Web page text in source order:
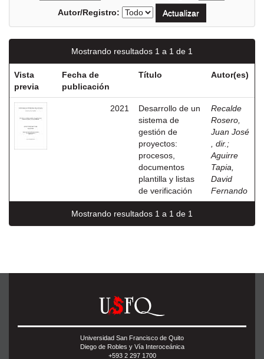
Autor/Registro:
Mostrando resultados 1 a 1 de 1
Vista
previa
Fecha de
publicación
Título Autor(es)
2021
Desarrollo de un
sistema de
gestión de
proyectos:
procesos,
documentos
plantilla y listas
de verificación
Recalde
Rosero,
Juan José
, dir. ;
Aguirre
Tapia,
David
Fernando
Mostrando resultados 1 a 1 de 1
Universidad San Francisco de Quito
Diego de Robles y Vía Interoceánica
+593 2 297 1700